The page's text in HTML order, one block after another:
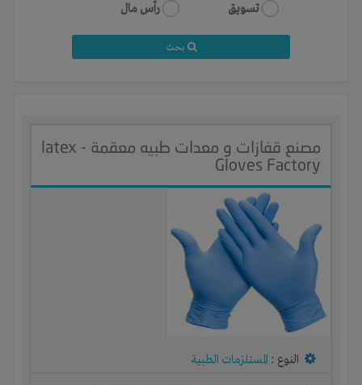
تسويق
رأس مال
مصنع قفازات و معدات طبيه معقمة - latex
Gloves Factory
النوع : المستلزمات الطبية